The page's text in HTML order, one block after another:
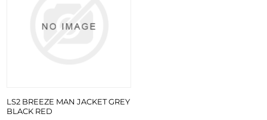
LS2 BREEZE MAN JACKET GREY
BLACK RED